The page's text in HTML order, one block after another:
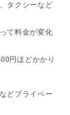
タクシーなど
て料金が変化
円ほどかかり
どプライベー